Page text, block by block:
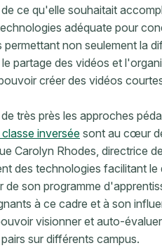
ce qu'elle souhaitait
adéquate pour
non seulement la
partage des vidéos et
créer des vidéos
très près les approches
classe inversée sont au cœur
Carolyn Rhodes, directrice
des technologies facilitant
son programme
à ce cadre et à son
visionner et auto-
sur différents campus.